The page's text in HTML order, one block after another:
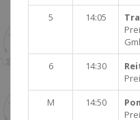
5
14:05
6
14:30
M
14:50